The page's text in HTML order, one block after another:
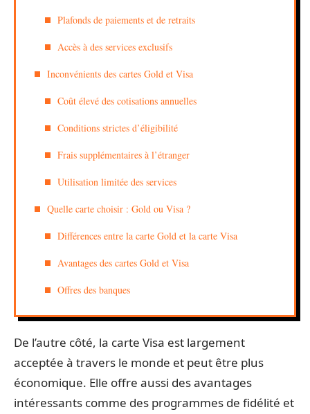
Plafonds de paiements et de retraits
Accès à des services exclusifs
Inconvénients des cartes Gold et Visa
Coût élevé des cotisations annuelles
Conditions strictes d’éligibilité
Frais supplémentaires à l’étranger
Utilisation limitée des services
Quelle carte choisir : Gold ou Visa ?
Différences entre la carte Gold et la carte Visa
Avantages des cartes Gold et Visa
Offres des banques
De l’autre côté, la carte Visa est largement
acceptée à travers le monde et peut être plus
économique. Elle offre aussi des avantages
intéressants comme des programmes de fidélité et